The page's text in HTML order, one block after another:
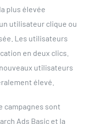
plus élevée
utilisateur clique ou
Les utilisateurs
en deux clics.
utilisateurs
élevé.
campagnes sont
Ads Basic et la